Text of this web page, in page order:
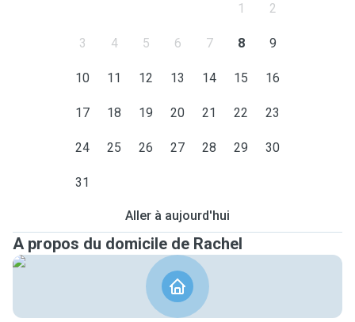
1 2
3 4 5 6 7 8 9
10 11 12 13 14 15 16
17 18 19 20 21 22 23
24 25 26 27 28 29 30
31
Aller à aujourd'hui
A propos du domicile de Rachel